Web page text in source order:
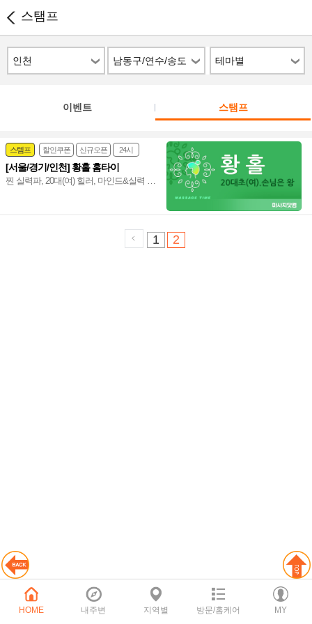
스탬프
인천 남동구/연수/송도 테마별
이벤트 스탬프
스템프 할인쿠폰 신규오픈 24시
홈케어
[서울/경기/인천] 황홀 홈타이
찐 실력파, 20대(여) 힐러, 마인드&실력 보
1 2
HOME 내주변 지역별 방문/홈케어 MY